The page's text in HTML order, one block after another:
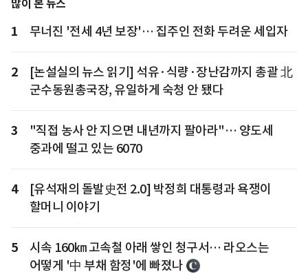
많이 본 뉴스
1 무너진 '전세 4년 보장'… 집주인 전화 두려운 세입자
2
[논설실의 뉴스 읽기] 석유·식량·장난감까지 총괄 北
군수동원총국장, 유일하게 숙청 안 됐다
3
"직접 농사 안 지으면 내년까지 팔아라"… 양도세
중과에 떨고 있는 6070
4
[유석재의 돌발史전 2.0] 박정희 대통령과 욕쟁이
할머니 이야기
5
시속 160㎞ 고속철 아래 쌓인 청구서… 라오스는
어떻게 '中 부채 함정'에 빠졌나